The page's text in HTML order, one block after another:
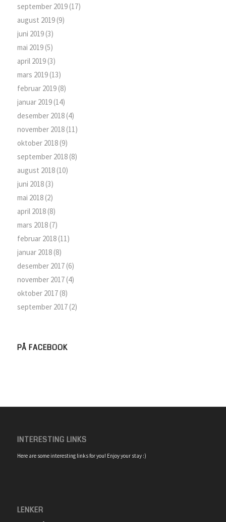
september 2019(17)
august 2019(9)
juni 2019(3)
mai 2019(5)
april 2019(3)
mars 2019(13)
februar 2019(8)
januar 2019(14)
desember 2018(4)
november 2018(11)
oktober 2018(9)
september 2018(8)
august 2018(10)
juni 2018(3)
mai 2018(2)
april 2018(8)
mars 2018(7)
februar 2018(11)
januar 2018(8)
desember 2017(6)
november 2017(4)
oktober 2017(8)
september 2017(2)
PÅ FACEBOOK
INTERESTING LINKS
Here are some interesting links for you! Enjoy your stay :)
LENKER